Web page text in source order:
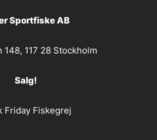
Sportfiske AB
148, 117 28 Stockholm
Salg!
Friday Fiskegrej